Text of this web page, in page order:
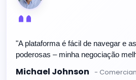
"A plataforma é fácil de navegar e
poderosas – minha negociação
Michael Johnson -